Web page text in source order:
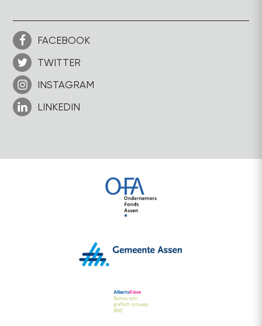
FACEBOOK
TWITTER
INSTAGRAM
LINKEDIN